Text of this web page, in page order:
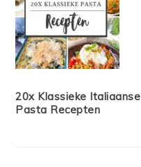
20x Klassieke Italiaanse
Pasta Recepten